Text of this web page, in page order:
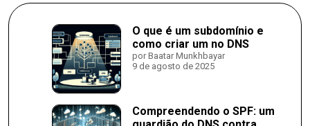
O que é um subdomínio e
como criar um no DNS
por Baatar Munkhbayar
9 de agosto de 2025
Compreendendo o SPF: um